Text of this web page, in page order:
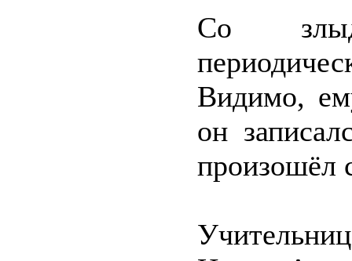
Со
Видимо,
он
произошёл